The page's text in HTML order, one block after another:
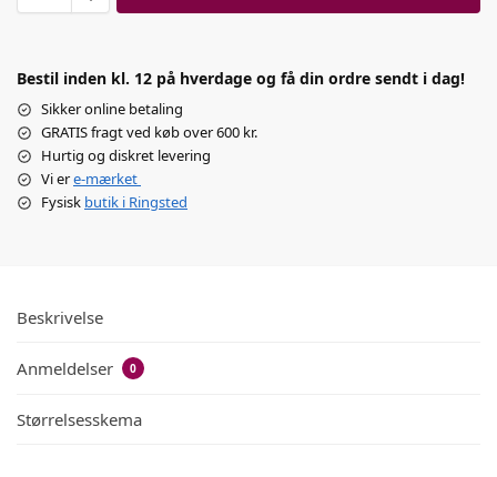
Bestil inden kl. 12 på hverdage og få din ordre sendt i dag!
Sikker online betaling
GRATIS fragt ved køb over 600 kr.
Hurtig og diskret levering
Vi ere-mærket
Fysisk butik i Ringsted
Beskrivelse
Anmeldelser 0
Størrelsesskema